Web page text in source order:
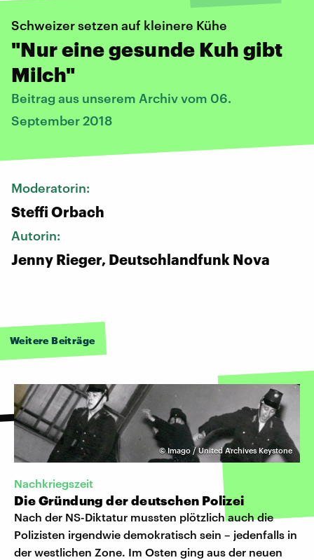
Schweizer setzen auf kleinere Kühe
"Nur eine gesunde Kuh gibt
Milch"
Beitrag aus unserem Archiv vom 06.
September 2018
Moderatorin:
Steffi Orbach
Autorin:
Jenny Rieger, Deutschlandfunk Nova
Weitere Beiträge
©Imago / United Archives Keystone
Nachkriegszeit
Die Gründung der deutschen Polizei
Nach der NS-Diktatur mussten plötzlich auch die
Polizisten irgendwie demokratisch sein – jedenfalls in
der westlichen Zone. Im Osten ging aus der neuen